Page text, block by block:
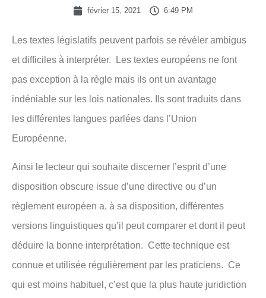
février 15, 2021 6:49 PM
Les textes législatifs peuvent parfois se révéler ambigus
et difficiles à interpréter. Les textes européens ne font
pas exception à la règle mais ils ont un avantage
indéniable sur les lois nationales. Ils sont traduits dans
les différentes langues parlées dans l’Union
Européenne.
Ainsi le lecteur qui souhaite discerner l’esprit d’une
disposition obscure issue d’une directive ou d’un
règlement européen a, à sa disposition, différentes
versions linguistiques qu’il peut comparer et dont il peut
déduire la bonne interprétation. Cette technique est
connue et utilisée régulièrement par les praticiens. Ce
qui est moins habituel, c’est que la plus haute juridiction